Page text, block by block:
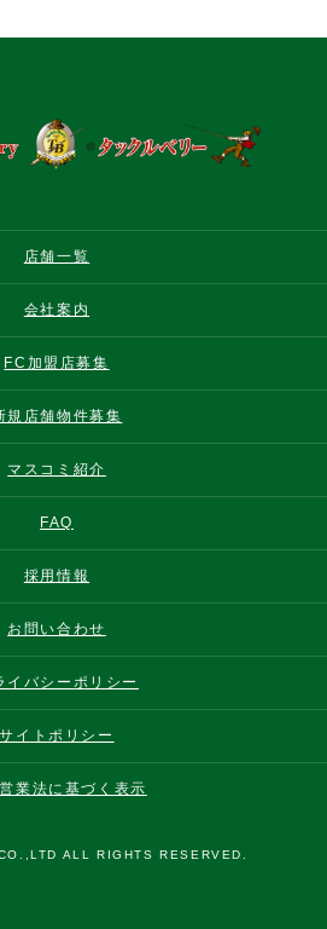
店舗一覧
会社案内
FC加盟店募集
規店舗物件募集
マスコミ紹介
FAQ
採用情報
お問い合わせ
イバシーポリシー
サイトポリシー
業法に基づく表示
ALL RIGHTS RESERVED.